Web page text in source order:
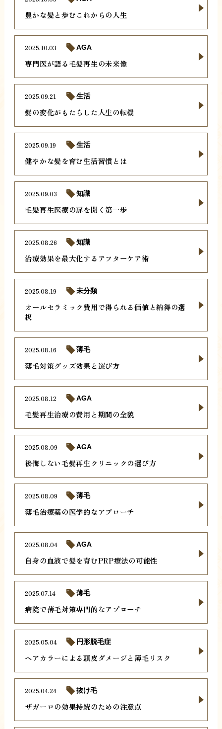
豊かな髪と歩むこれからの人生
専門医が語る毛髪再生の未来像
2025.10.03 AGA
髪の変化がもたらした人生の転機
2025.09.21 生活
健やかな髪を育む生活習慣とは
2025.09.19 生活
毛髪再生医療の扉を開く第一歩
2025.09.03 知識
治療効果を最大化するアフターケア術
2025.08.26 知識
オールセラミック費用で得られる価値と納得の選
択
2025.08.19 未分類
薄毛対策グッズ効果と選び方
2025.08.16 薄毛
毛髪再生治療の費用と期間の全貌
2025.08.12 AGA
後悔しない毛髪再生クリニックの選び方
2025.08.09 AGA
薄毛治療薬の医学的なアプローチ
2025.08.09 薄毛
自身の血液で髪を育むPRP療法の可能性
2025.08.04 AGA
病院で薄毛対策専門的なアプローチ
2025.07.14 薄毛
ヘアカラーによる頭皮ダメージと薄毛リスク
2025.05.04 円形脱毛症
ザガーロの効果持続のための注意点
2025.04.24 抜け毛